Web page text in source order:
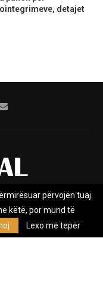
detajet
e themeluar në vitin
përvojën tuaj.
këtë, por mund të
Lexo më tepër